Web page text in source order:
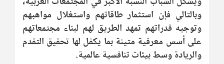
وبالتالي فإن استثمار طاقاتهم واستغلال مواهبهم
وتوجيه قدراتهم تمهد الطريق لهم لبناء مجتمعاتهم
على أسس معرفية متينة بما يكفل لها تحقيق التقدم
والريادة وسط بيئات تنافسية عالمية.